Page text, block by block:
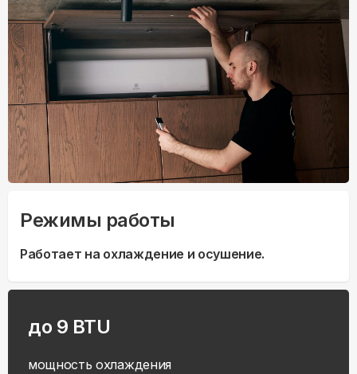
Режимы работы
Работает на охлаждение и осушение.
до 9 BTU
мощность охлаждения